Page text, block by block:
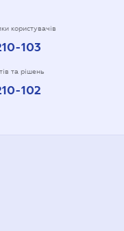
користувачів
103
та рішень
102